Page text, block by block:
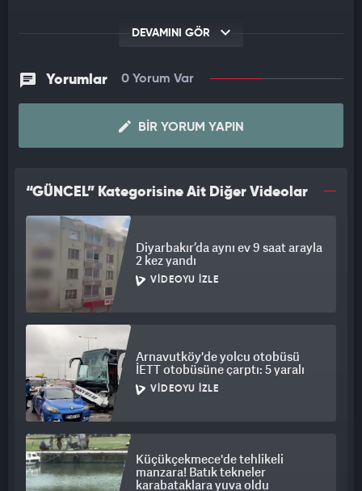
Suriye’ye yönelik ekonomik yaptırımları kaldırdığını
bölgedeki diplomatik adımları, Türkiye’nin etkisini kabul
ABD ile Türkiye arasındaki diplomatik temasları güçlendirmesi
bekleniyor.
DEVAMINI GÖR
Yorumlar 0 Yorum Var
BIR YORUM YAPIN
“GÜNCEL” Kategorisine Ait Diğer Videolar
Diyarbakır’da aynı ev 9 saat arayla
2 kez yandı
VIDEOYU İZLE
Arnavutköy'de yolcu otobüsü
İETT otobüsüne çarptı: 5 yaralı
VIDEOYU İZLE
Küçükçekmece'de tehlikeli
manzara! Batık tekneler
karabataklara yuva oldu